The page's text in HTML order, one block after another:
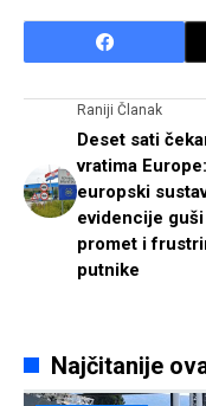
Raniji Članak
Deset sati
vratima
europski
evidencije guši
promet i
putnike
Najčitanije